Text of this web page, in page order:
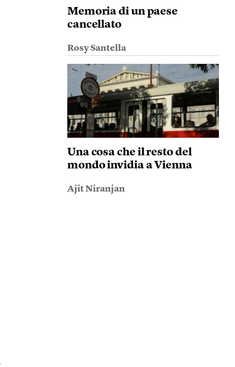
Memoria di un paese
cancellato
Rosy Santella
Una cosa che il resto del
mondo invidia a Vienna
Ajit Niranjan